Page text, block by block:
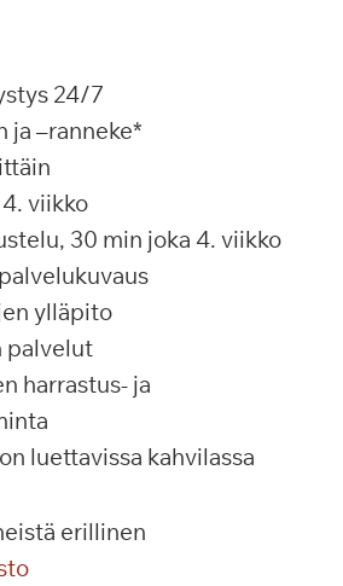
24/7
ja –ranneke*
viikko
30 min joka 4. viikko
ylläpito
palvelut
harrastus- ja
luettavissa kahvilassa
erillinen